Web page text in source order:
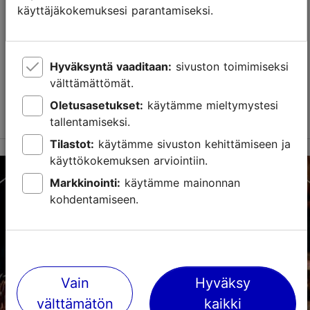
LGBT-ystävällinen Baarit ja pubit
Heldeke! (Hyvänen aika!) -teatteribaari on Tallinnan
ainoa vaudeville-tyylinen esityspaikka, jossa on myös
hieno baari, joka tarjoaa mahdollisuuden paeta
harmaata arkea. Nostamme mielialaasi. Saamme s...
Tallenna suosikkeihin
Tööstuse tn 13, Tallinn
Kalamaja & Pelgulinn
Elävä musiikki ja keikat
info@heldeke.ee
Lue lisää
käyttäjäkokemuksesi parantamiseksi.
Hyväksyntä vaaditaan:
välttämättömät.
Oletusasetukset:
tallentamiseksi.
Tilastot:
käyttökokemuksen arviointiin.
Markkinointi:
kohdentamiseen.
Vain
välttämätön
Hyväksy
kaikki